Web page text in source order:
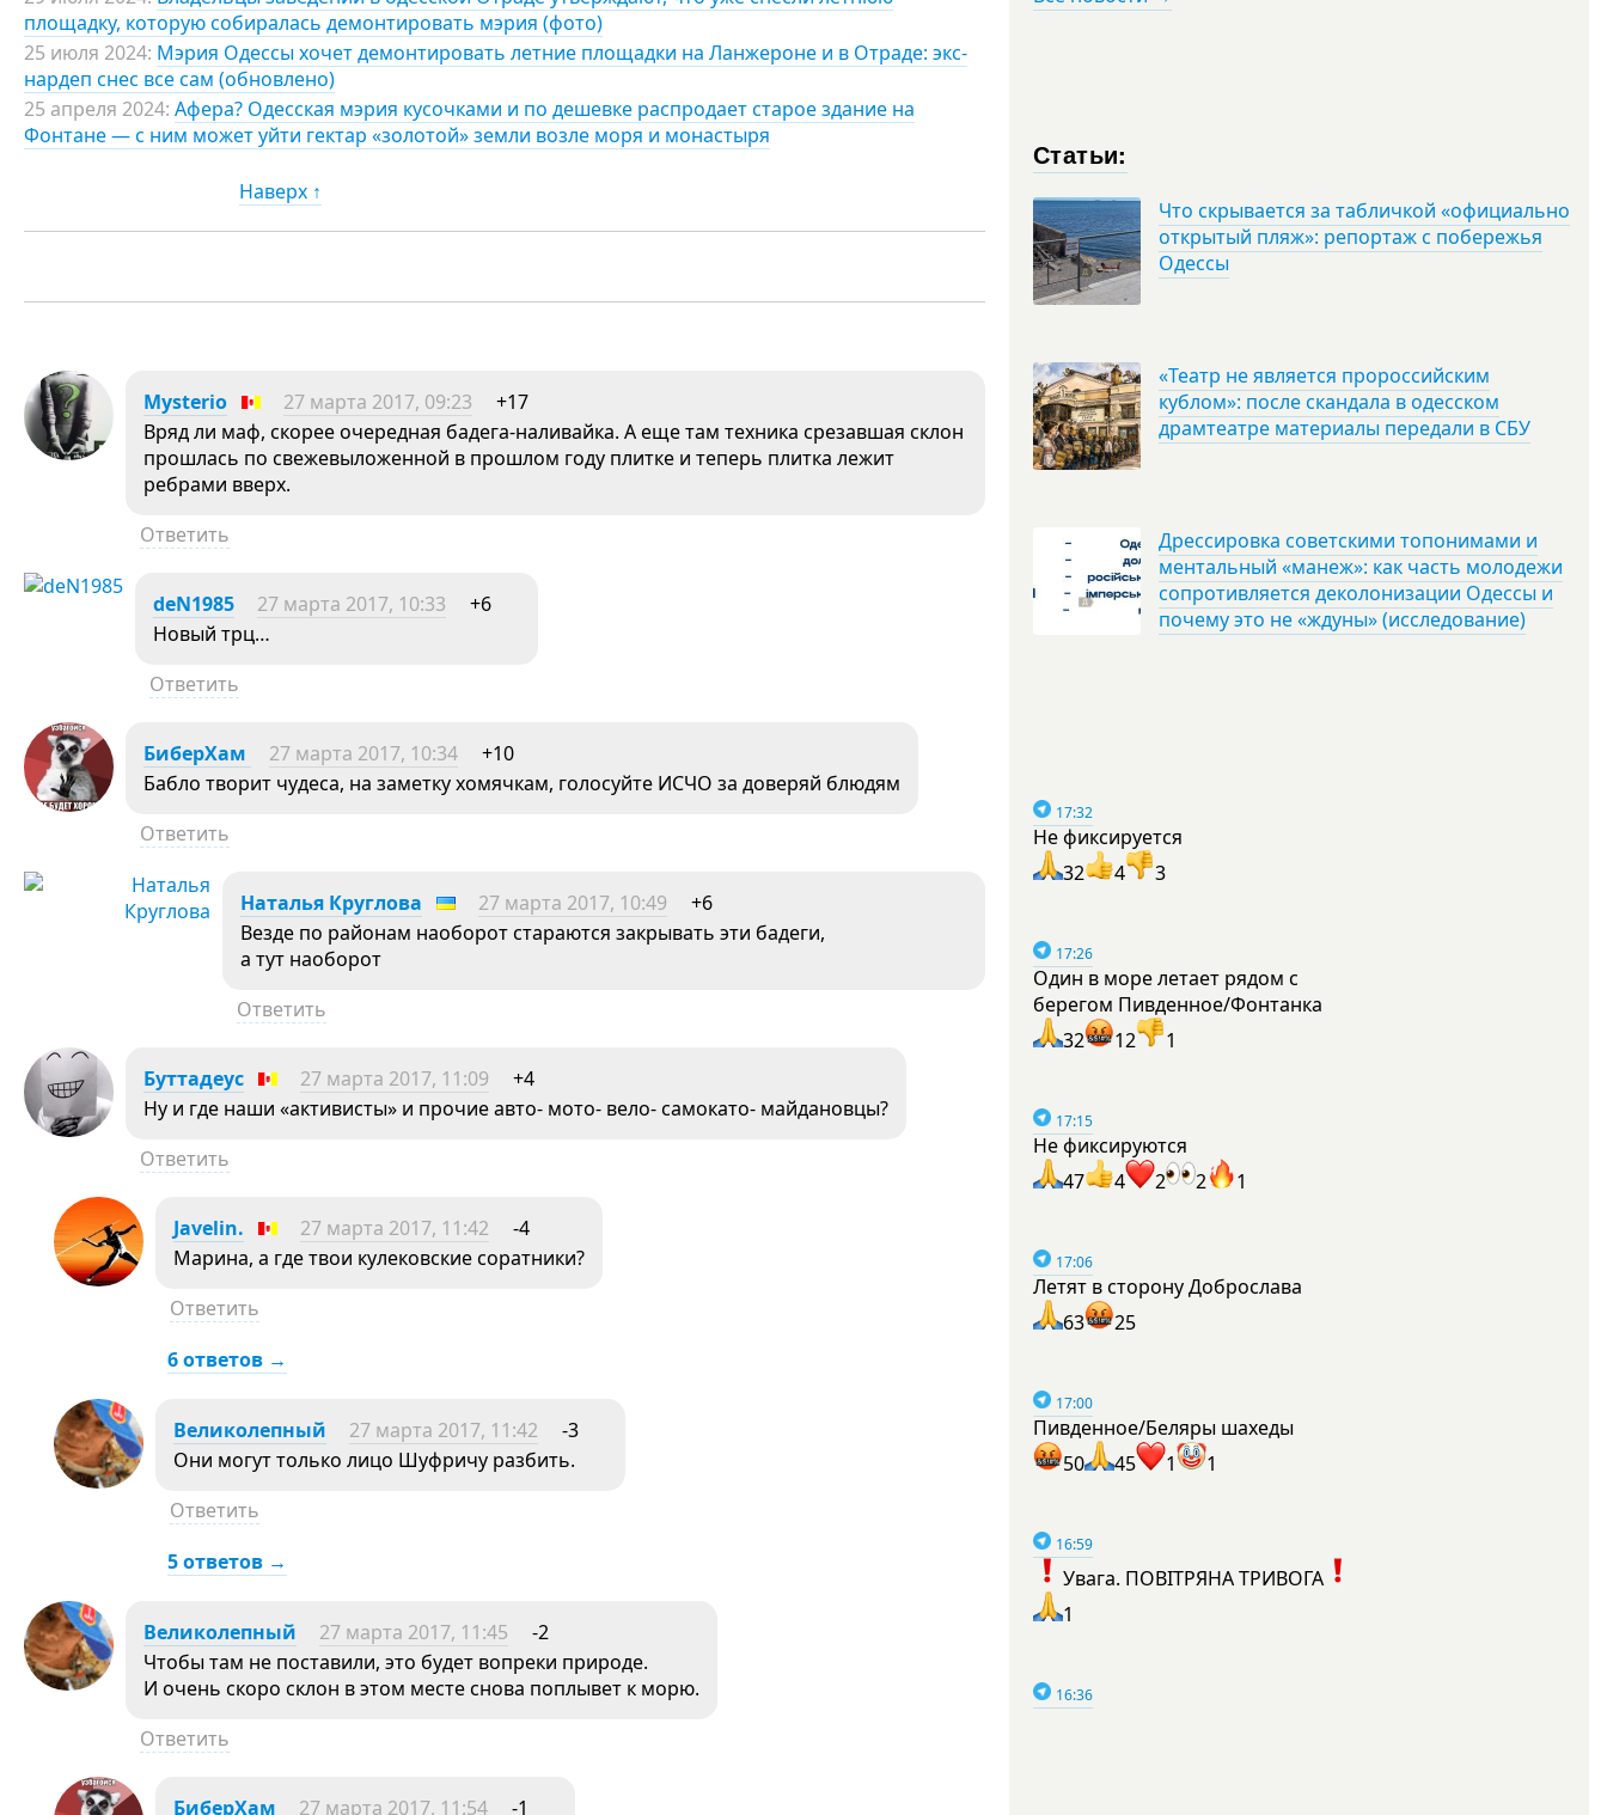
площадку, которую собиралась демонтировать мэрия (фото)
25 июля 2024: Мэрия Одессы хочет демонтировать летние площадки на Ланжероне и в Отраде: экс-
нардеп снес все сам (обновлено)
25 апреля 2024: Афера? Одесская мэрия кусочками и по дешевке распродает старое здание на
Фонтане — с ним может уйти гектар «золотой» земли возле моря и монастыря
Наверх ↑
Mysterio 27 марта 2017, 09:23
+17
Вряд ли маф, скорее очередная бадега-наливайка. А еще там техника срезавшая склон
прошлась по свежевыложенной в прошлом году плитке и теперь плитка лежит
ребрами вверх.
Ответить
deN1985 27 марта 2017, 10:33
+6
Новый трц…
Ответить
БиберХам 27 марта 2017, 10:34
+10
Бабло творит чудеса, на заметку хомячкам, голосуйте ИСЧО за доверяй блюдям
Ответить
Наталья Круглова 27 марта 2017, 10:49
+6
Везде по районам наоборот стараются закрывать эти бадеги,
а тут наоборот
Ответить
Буттадеус 27 марта 2017, 11:09
+4
Ну и где наши «активисты» и прочие авто- мото- вело- самокато- майдановцы?
Ответить
Javelin. 27 марта 2017, 11:42
-4
Марина, а где твои кулековские соратники?
Ответить
6 ответов →
Великолепный 27 марта 2017, 11:42
-3
Они могут только лицо Шуфричу разбить.
Ответить
5 ответов →
Великолепный 27 марта 2017, 11:45
-2
Чтобы там не поставили, это будет вопреки природе.
И очень скоро склон в этом месте снова поплывет к морю.
Ответить
БиберХам 27 марта 2017, 11:54 -1
Статьи:
Что скрывается за табличкой «официально
открытый пляж»: репортаж с побережья
Одессы
«Театр не является пророссийским
кублом»: после скандала в одесском
драмтеатре материалы передали в СБУ
Дрессировка советскими топонимами и
ментальный «манеж»: как часть молодежи
сопротивляется деколонизации Одессы и
почему это не «ждуны» (исследование)
17:32
Не фиксируется
32
4 3
17:26
Один в море летает рядом с
берегом Пивденное/Фонтанка
32
12 1
17:15
Не фиксируются
47
4 2 2 1
17:06
Летят в сторону Доброслава
63
25
17:00
Пивденное/Беляры шахеды
50
45 1 1
16:59
Увага. ПОВІТРЯНА ТРИВОГА
1
16:36